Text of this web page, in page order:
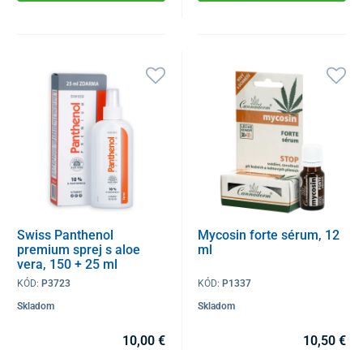
Swiss Panthenol
premium sprej s aloe
vera, 150 + 25 ml
KÓD: P3723
Skladom
10,00 €
Mycosin forte sérum, 12
ml
KÓD: P1337
Skladom
10,50 €